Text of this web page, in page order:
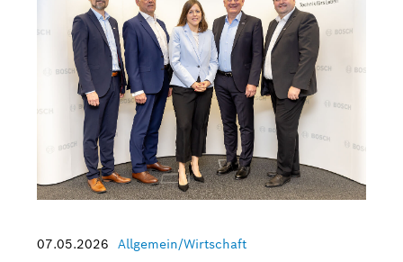
07.05.2026 Allgemein/Wirtschaft